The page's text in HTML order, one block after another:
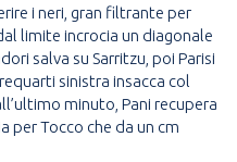
i neri, gran filtrante per
limite incrocia un diagonale
salva su Sarritzu, poi Parisi
sinistra insacca col
minuto, Pani recupera
per Tocco che da un cm